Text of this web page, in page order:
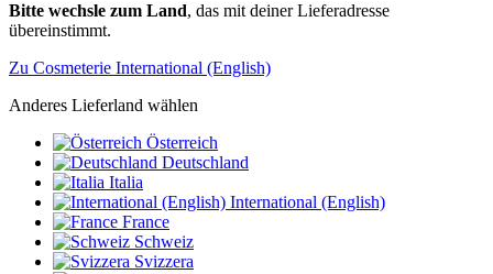
Bitte wechsle zum Land, das mit deiner Lieferadresse
übereinstimmt.
Zu Cosmeterie International (English)
Anderes Lieferland wählen
Österreich
Deutschland
Italia
International (English)
France
Schweiz
Svizzera